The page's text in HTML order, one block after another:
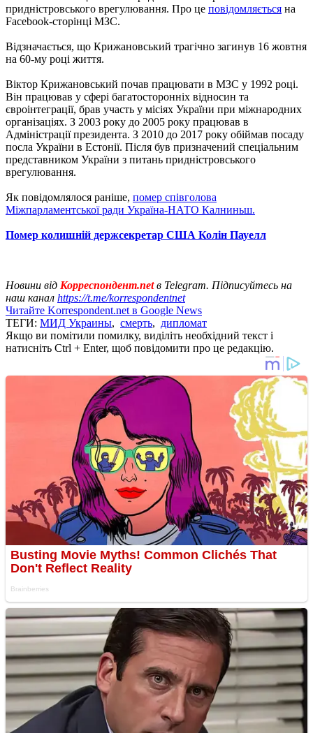
придністровського врегулювання. Про це повідомляється на
Facebook-сторінці МЗС.
Відзначається, що Крижановський трагічно загинув 16 жовтня
на 60-му році життя.
Віктор Крижановський почав працювати в МЗС у 1992 році.
Він працював у сфері багатосторонніх відносин та
євроінтеграції, брав участь у місіях України при міжнародних
організаціях. З 2003 року до 2005 року працював в
Адміністрації президента. З 2010 до 2017 року обіймав посаду
посла України в Естонії. Після був призначений спеціальним
представником України з питань придністровського
врегулювання.
Як повідомлялося раніше, помер співголова
Міжпарламентської ради Україна-НАТО Калниньш.
Помер колишній держсекретар США Колін Пауелл
Новини від Корреспондент.netв Telegram. Підписуйтесь на
наш канал https://t.me/korrespondentnet
Читайте Korrespondent.net в Google News
ТЕГИ: МИД Украины, смерть, дипломат
Якщо ви помітили помилку, виділіть необхідний текст і
натисніть Ctrl + Enter, щоб повідомити про це редакцію.